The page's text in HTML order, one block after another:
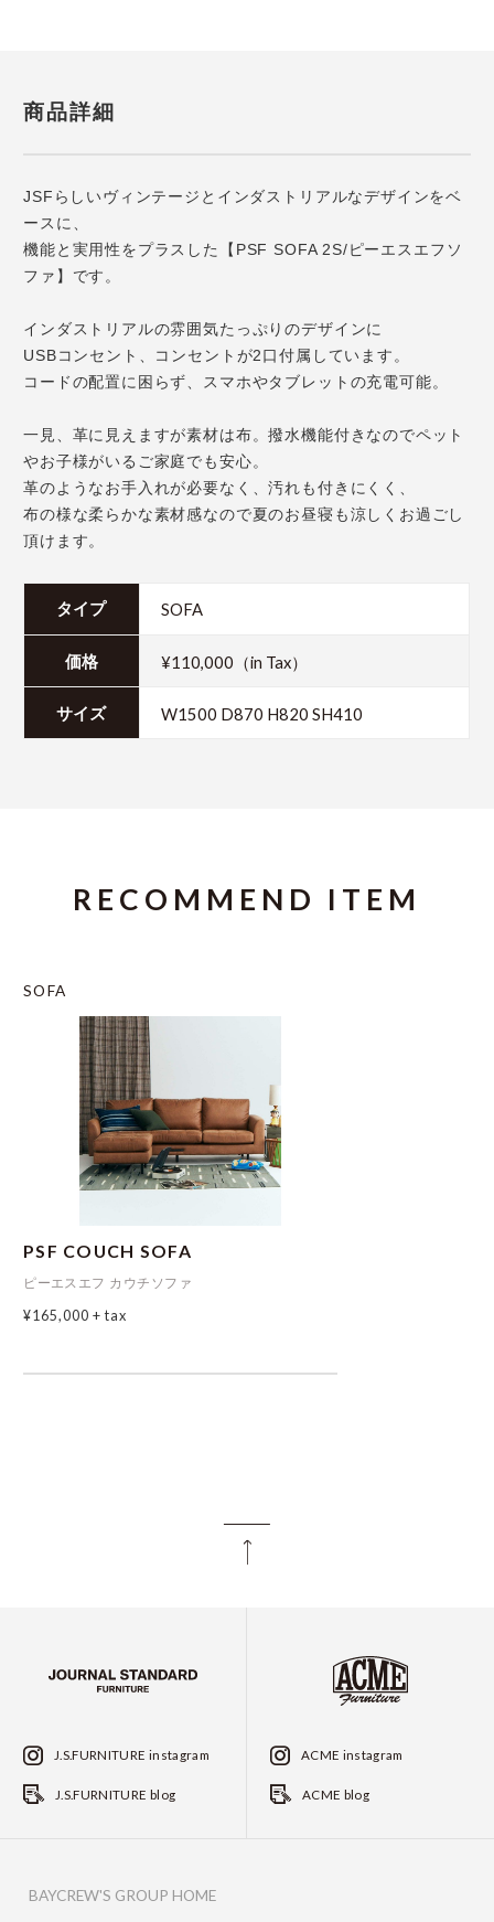
商品詳細
JSFらしいヴィンテージとインダストリアルなデザインをベ
ースに、
機能と実用性をプラスした【PSF SOFA 2S/ピーエスエフソ
ファ】です。
インダストリアルの雰囲気たっぷりのデザインに
USBコンセント、コンセントが2口付属しています。
コードの配置に困らず、スマホやタブレットの充電可能。
一見、革に見えますが素材は布。撥水機能付きなのでペット
やお子様がいるご家庭でも安心。
革のようなお手入れが必要なく、汚れも付きにくく、
布の様な柔らかな素材感なので夏のお昼寝も涼しくお過ごし
頂けます。
タイプ SOFA
価格 ¥110,000（in Tax）
サイズ W1500 D870 H820 SH410
RECOMMEND ITEM
SOFA
PSF COUCH SOFA
ピーエスエフ カウチソファ
¥165,000+ tax
J.S.FURNITURE instagram
J.S.FURNITURE blog
ACME instagram
ACME blog
BAYCREW'S GROUP HOME